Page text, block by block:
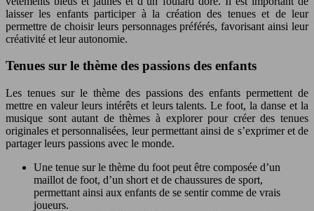
laisser les enfants participer à la création des tenues et de leur
permettre de choisir leurs personnages préférés, favorisant ainsi leur
créativité et leur autonomie.
Tenues sur le thème des passions des enfants
Les tenues sur le thème des passions des enfants permettent de
mettre en valeur leurs intérêts et leurs talents. Le foot, la danse et la
musique sont autant de thèmes à explorer pour créer des tenues
originales et personnalisées, leur permettant ainsi de s’exprimer et de
partager leurs passions avec le monde.
Une tenue sur le thème du foot peut être composée d’un
maillot de foot, d’un short et de chaussures de sport,
permettant ainsi aux enfants de se sentir comme de vrais
joueurs.